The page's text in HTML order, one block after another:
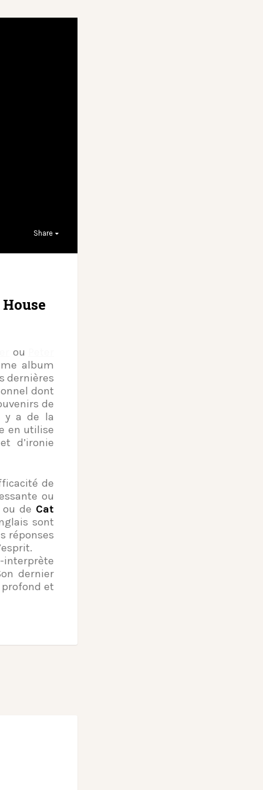
Share
ou
album
dernières
dont
de
y a de la
en utilise
d’ironie
de
ou
de Cat
sont
réponses
interprète
dernier
et